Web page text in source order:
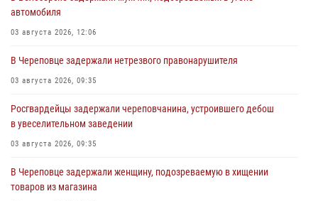
автомобиля
03 августа 2026, 12:06
В Череповце задержали нетрезвого правонарушителя
03 августа 2026, 09:35
Росгвардейцы задержали череповчанина, устроившего дебош
в увеселительном заведении
03 августа 2026, 09:35
В Череповце задержали женщину, подозреваемую в хищении
товаров из магазина